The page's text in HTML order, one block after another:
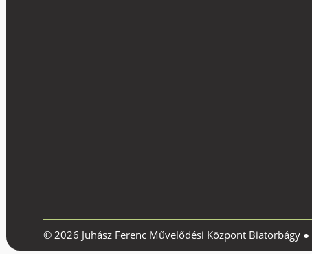
© 2026 Juhász Ferenc Művelődési Központ Biatorbágy ●